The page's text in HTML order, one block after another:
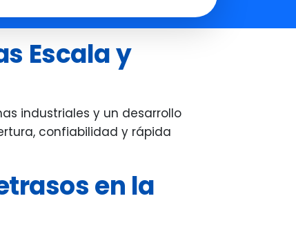
set up.
everything clearly, and made
the entire system was working
perfectly before he left. His
professionalism, patience, and
We're very grateful for the
experience--thank you, Carl!
Escala y
industriales y un desarrollo
confiabilidad y rápida
en la